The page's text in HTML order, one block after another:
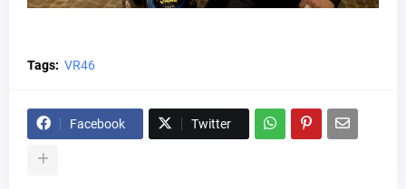
Tags: VR46
Facebook Twitter